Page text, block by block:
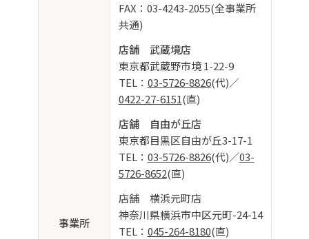
事業所
FAX：03-4243-2055(全事業所
共通)
店舗 武蔵境店
東京都武蔵野市境 1-22-9
TEL： 03-5726-8826(代)／
0422-27-6151(直)
店舗 自由が丘店
東京都目黒区自由が丘3-17-1
TEL： 03-5726-8826(代)／03-
5726-8652(直)
店舗 横浜元町店
神奈川県横浜市中区元町-24-14
TEL： 045-264-8180(直)